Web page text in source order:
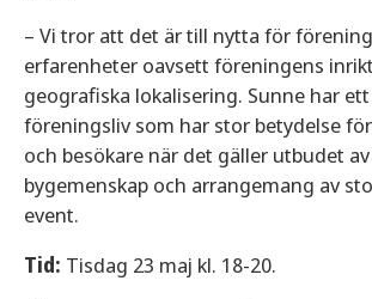
– Vi tror att det är till nytta för
erfarenheter oavsett föreningens
geografiska lokalisering. Sunne har
föreningsliv som har stor betydelse
och besökare när det gäller utbudet
bygemenskap och arrangemang av
event.
Tid: Tisdag 23 maj kl. 18-20.